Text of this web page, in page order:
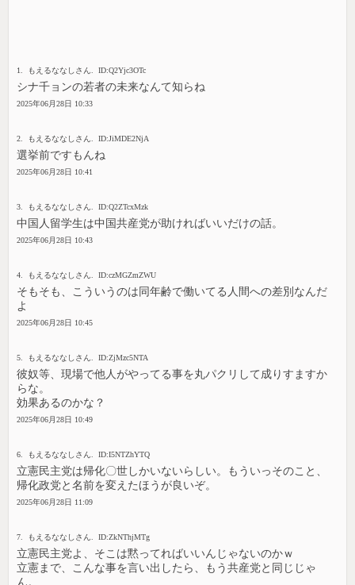
1. もえるななしさん. ID:Q2Yjc3OTc
シナ千ョンの若者の未来なんて知らね
2025年06月28日 10:33
2. もえるななしさん. ID:JiMDE2NjA
選挙前ですもんね
2025年06月28日 10:41
3. もえるななしさん. ID:Q2ZTcxMzk
中国人留学生は中国共産党が助ければいいだけの話。
2025年06月28日 10:43
4. もえるななしさん. ID:czMGZmZWU
そもそも、こういうのは同年齢で働いてる人間への差別なんだ
よ
2025年06月28日 10:45
5. もえるななしさん. ID:ZjMzc5NTA
彼奴等、現場で他人がやってる事を丸パクリして成りすますか
らな。
効果あるのかな？
2025年06月28日 10:49
6. もえるななしさん. ID:I5NTZhYTQ
立憲民主党は帰化〇世しかいないらしい。もういっそのこと、
帰化政党と名前を変えたほうが良いぞ。
2025年06月28日 11:09
7. もえるななしさん. ID:ZkNThjMTg
立憲民主党よ、そこは黙ってればいいんじゃないのかｗ
立憲まで、こんな事を言い出したら、もう共産党と同じじゃ
ん。